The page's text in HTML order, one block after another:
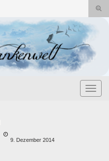
9. Dezember 2014